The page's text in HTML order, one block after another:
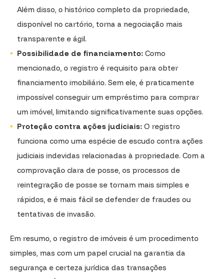
Além disso, o histórico completo da propriedade,
disponível no cartório, torna a negociação mais
transparente e ágil.
Possibilidade de financiamento: Como
mencionado, o registro é requisito para obter
financiamento imobiliário. Sem ele, é praticamente
impossível conseguir um empréstimo para comprar
um imóvel, limitando significativamente suas opções.
Proteção contra ações judiciais: O registro
funciona como uma espécie de escudo contra ações
judiciais indevidas relacionadas à propriedade. Com a
comprovação clara de posse, os processos de
reintegração de posse se tornam mais simples e
rápidos, e é mais fácil se defender de fraudes ou
tentativas de invasão.
Em resumo, o registro de imóveis é um procedimento
simples, mas com um papel crucial na garantia da
segurança e certeza jurídica das transações